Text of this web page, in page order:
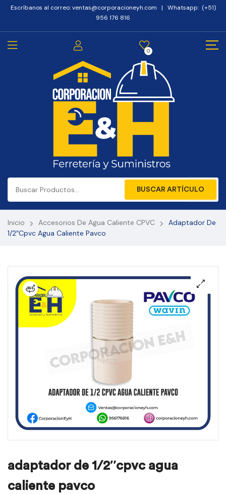
Escríbanos al correo: ventas@corporacioneyh.com | Whatsapp: (+51)
956 176 816
0
BUSCAR ARTÍCULO
Inicio Accesorios De Agua Caliente CPVC
Adaptador De
1/2″cpvc Agua Caliente Pavco
adaptador de 1/2″cpvc agua
caliente pavco